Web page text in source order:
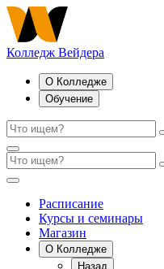
Колледж Вейдера
О Колледже
Обучение
Расписание
Курсы и семинары
Магазин
О Колледже
Назад